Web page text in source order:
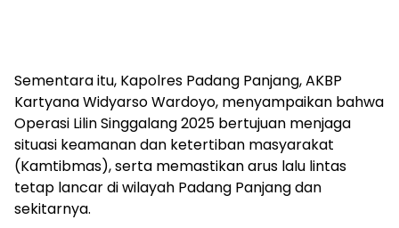
Sementara itu, Kapolres Padang Panjang, AKBP
Kartyana Widyarso Wardoyo, menyampaikan bahwa
Operasi Lilin Singgalang 2025 bertujuan menjaga
situasi keamanan dan ketertiban masyarakat
(Kamtibmas), serta memastikan arus lalu lintas
tetap lancar di wilayah Padang Panjang dan
sekitarnya.